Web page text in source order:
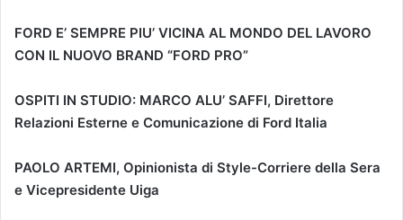
FORD E’ SEMPRE PIU’ VICINA AL MONDO DEL LAVORO
CON IL NUOVO BRAND “FORD PRO”
OSPITI IN STUDIO: MARCO ALU’ SAFFI, Direttore
Relazioni Esterne e Comunicazione di Ford Italia
PAOLO ARTEMI, Opinionista di Style-Corriere della Sera
e Vicepresidente Uiga